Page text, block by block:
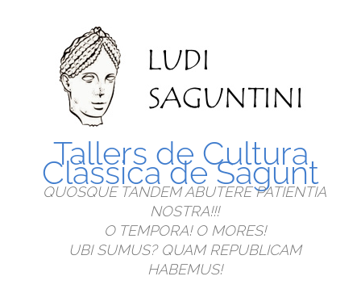
Tallers de Cultura
Clàssica de Sagunt
QUOSQUE TANDEM ABUTERE PATIENTIA
NOSTRA!!!
O TEMPORA! O MORES!
UBI SUMUS? QUAM REPUBLICAM
HABEMUS!